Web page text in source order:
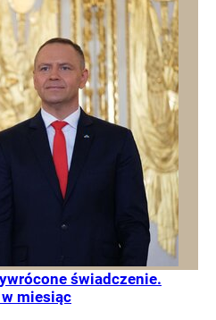
świadczenie.
miesiąc